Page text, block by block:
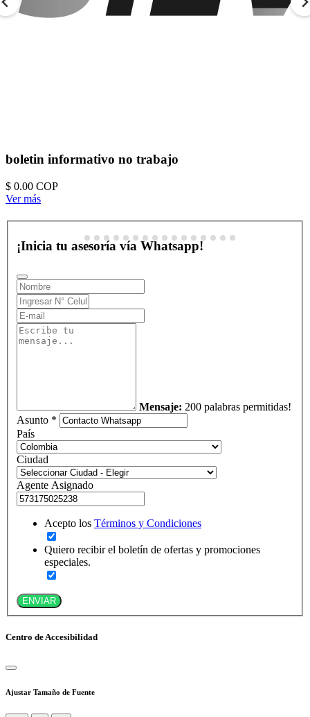
boletin informativo no trabajo
$ 0.00 COP
Ver más
¡Inicia tu asesoría vía Whatsapp!
Mensaje: 200 palabras permitidas!
Asunto *
País
Ciudad
Agente Asignado
Acepto los Términos y Condiciones
Quiero recibir el boletín de ofertas y promociones
especiales.
ENVIAR
Centro de Accesibilidad
Ajustar Tamaño de Fuente